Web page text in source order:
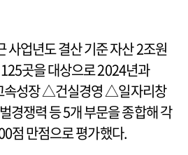
사업년도 결산 기준 자산 2조원
곳을 대상으로 2024년과
속성장 △건실경영 △일자리창
쟁력 등 5개 부문을 종합해 각
점 만점으로 평가했다.